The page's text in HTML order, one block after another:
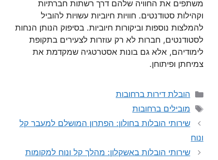
משתפים את החוויה שלהם דרך רשתות חברתיות
וקהילות סטודנטים. חוויות חיוביות עשויות להוביל
להמלצות נוספות וביקורות חיוביות. בסיפוק הנותן הנחות
לסטודנטים, חברות לא רק עוזרות לצעירים בתקופת
לימודיהם, אלא גם בונות אסטרטגיה שמקדמת את
צמיחתן ופיתוחן.
קטגוריות
הובלת דירות ברחובות
תגיות
מובילים ברחובות
שירותי הובלות בחולון: הפתרון המושלם למעבר קל
ונוח
שירותי הובלות באשקלון: מהלך קל ונוח למקומות